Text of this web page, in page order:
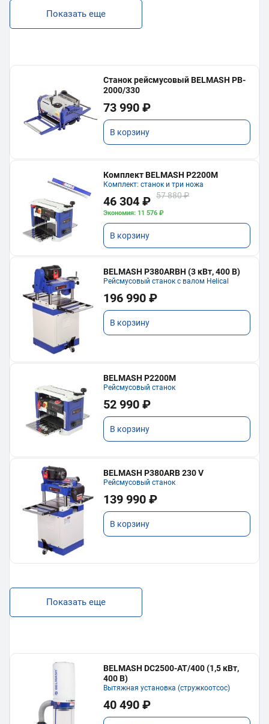
Показать еще
Станок рейсмусовый BELMASH PB-
2000/330
73 990 ₽
В корзину
Комплект BELMASH P2200M
Комплект: станок и три ножа
46 304 ₽ 57 880 ₽
Экономия: 11 576 ₽
В корзину
BELMASH P380ARBH (3 кВт, 400 В)
Рейсмусовый станок с валом Helical
196 990 ₽
В корзину
BELMASH P2200M
Рейсмусовый станок
52 990 ₽
В корзину
BELMASH P380ARB 230 V
Рейсмусовый станок
139 990 ₽
В корзину
Показать еще
BELMASH DC2500-AT/400 (1,5 кВт,
400 В)
Вытяжная установка (стружкоотсос)
40 490 ₽